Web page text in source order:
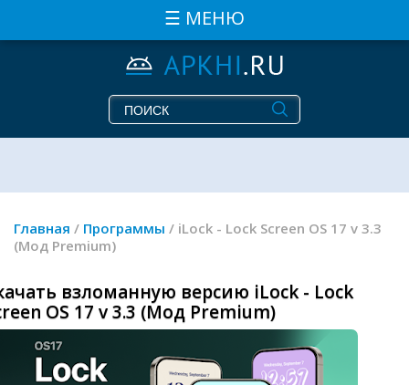
☰ МЕНЮ
Главная / Программы / iLock - Lock Screen OS 17 v 3.3
(Мод Premium)
взломанную версию iLock - Lock
OS 17 v 3.3 (Мод Premium)